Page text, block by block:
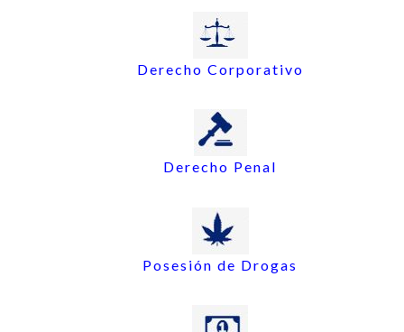
Derecho Corporativo
Derecho Penal
Posesión de Drogas